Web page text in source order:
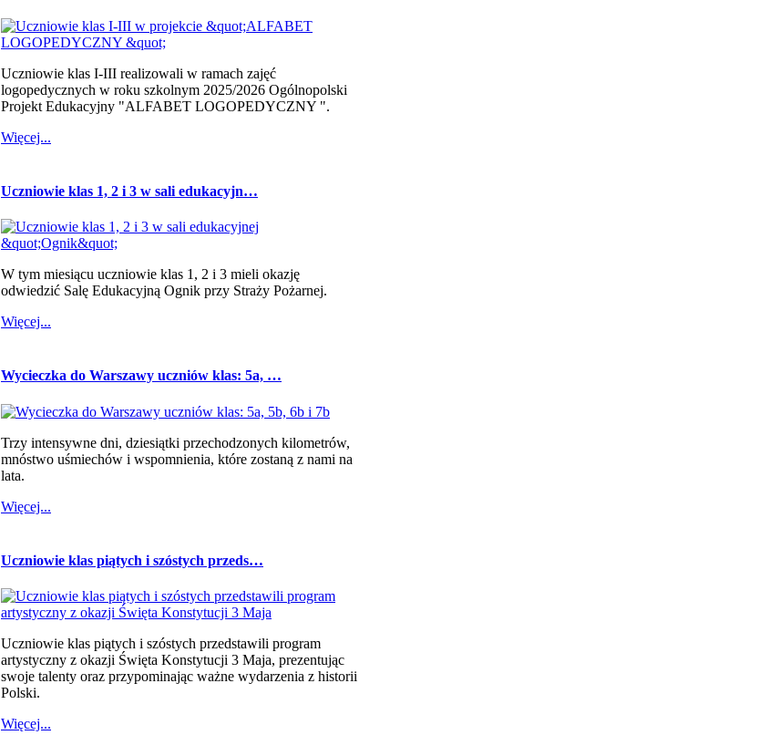
Uczniowie klas I-III realizowali w ramach zajęć
logopedycznych w roku szkolnym 2025/2026 Ogólnopolski
Projekt Edukacyjny "ALFABET LOGOPEDYCZNY ".
Więcej...
Uczniowie klas 1, 2 i 3 w sali edukacyjn…
W tym miesiącu uczniowie klas 1, 2 i 3 mieli okazję
odwiedzić Salę Edukacyjną Ognik przy Straży Pożarnej.
Więcej...
Wycieczka do Warszawy uczniów klas: 5a, …
Trzy intensywne dni, dziesiątki przechodzonych kilometrów,
mnóstwo uśmiechów i wspomnienia, które zostaną z nami na
lata.
Więcej...
Uczniowie klas piątych i szóstych przeds…
Uczniowie klas piątych i szóstych przedstawili program
artystyczny z okazji Święta Konstytucji 3 Maja, prezentując
swoje talenty oraz przypominając ważne wydarzenia z historii
Polski.
Więcej...